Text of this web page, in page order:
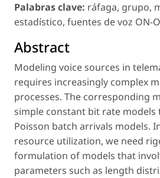
Palabras clave: ráfaga, grupo,
estadístico, fuentes de voz ON-
Abstract
Modeling voice sources in
requires increasingly complex
processes. The corresponding
simple constant bit rate
Poisson batch arrivals models.
resource utilization, we need
formulation of models that
parameters such as length